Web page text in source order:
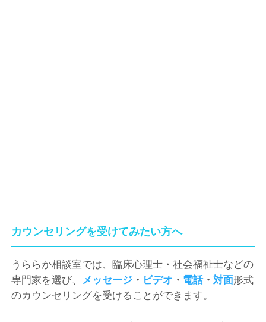
カウンセリングを受けてみたい方へ
うららか相談室では、臨床心理士・社会福祉士などの
専門家を選び、 メッセージ ・ ビデオ ・ 電話・対面形式
のカウンセリングを受けることができます。